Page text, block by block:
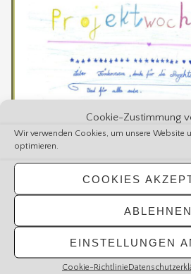
Cookie-Zustimmung
Wir verwenden Cookies, um unsere Website
optimieren.
COOKIES
ABLEHNEN
EINSTELLUNGEN
Cookie-Richtlinie